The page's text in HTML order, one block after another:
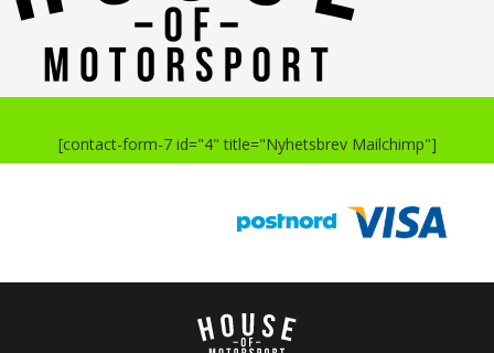
[contact-form-7 id="4" title="Nyhetsbrev Mailchimp"]